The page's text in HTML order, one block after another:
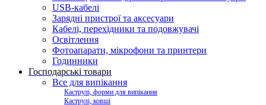
USB-кабелі
Зарядні пристрої та аксесуари
Кабелі, перехідники та подовжувачі
Освітлення
Фотоапарати, мікрофони та принтери
Годинники
Господарські товари
Все для випікання
Каструлі, форми для випікання
Каструлі, ковші